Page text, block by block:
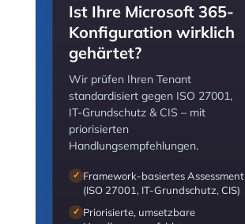
Ist Ihre Microsoft 365-
Konfiguration wirklich
gehärtet?
Wir prüfen Ihren Tenant
standardisiert gegen ISO 27001,
IT-Grundschutz & CIS – mit
priorisierten
Handlungsempfehlungen.
✓ Framework-basiertes Assessment
(ISO 27001, IT-Grundschutz, CIS)
✓ Priorisierte, umsetzbare